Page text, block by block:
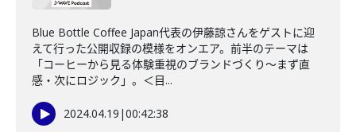
Blue Bottle Coffee Japan代表の伊藤諒さんをゲストに迎
えて行った公開収録の模様をオンエア。前半のテーマは
「コーヒーから見る体験重視のブランドづくり〜まず直
感・次にロジック」。＜目...
2024.04.19 |00:42:38